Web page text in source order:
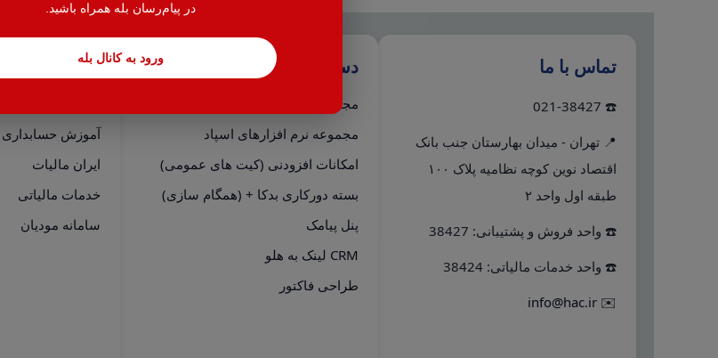
در پیام‌رسان بله همراه باشید.
ورود به کانال بله تماس با ما
☎️ 021-38427
📍 تهران - میدان بهارستان جنب بانک
اقتصاد نوین کوچه نظامیه پلاک ۱۰۰
طبقه اول واحد ۲
☎️ واحد فروش و پشتیبانی: 38427
☎️ واحد خدمات مالیاتی: 38424
✉️
info@hac.ir
دسترسی سریع
مجموعه نرم افزارهای هلو
مجموعه نرم افزارهای اسپاد
امکانات افزودنی (کیت های عمومی)
بسته دورکاری بدکا + (همگام سازی)
پنل پیامک
CRM لینک به هلو
طراحی فاکتور
خدمات
آموزش حسابداری
ایران مالیات
خدمات مالیاتی
سامانه مودیان